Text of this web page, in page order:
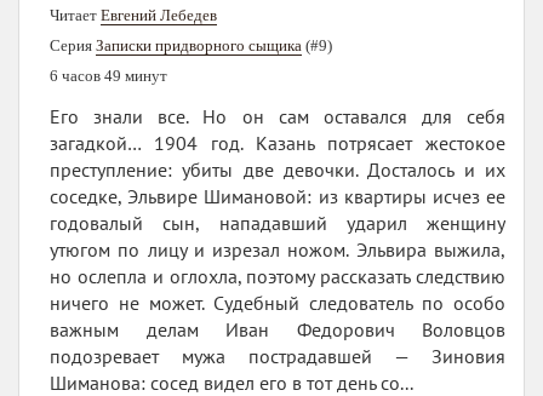
Читает Евгений Лебедев
Серия Записки придворного сыщика (#9)
6 часов 49 минут
Его знали все. Но он сам оставался для себя
загадкой… 1904 год. Казань потрясает жестокое
преступление: убиты две девочки. Досталось и их
соседке, Эльвире Шимановой: из квартиры исчез ее
годовалый сын, нападавший ударил женщину
утюгом по лицу и изрезал ножом. Эльвира выжила,
но ослепла и оглохла, поэтому рассказать следствию
ничего не может. Судебный следователь по особо
важным делам Иван Федорович Воловцов
подозревает мужа пострадавшей — Зиновия
Шиманова: сосед видел его в тот день со...